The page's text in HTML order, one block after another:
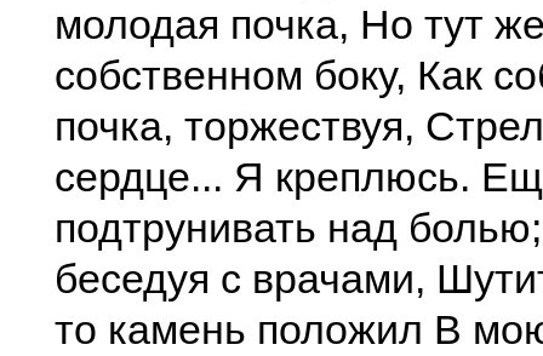
молодая почка, Но тут
собственном боку, Как
почка, торжествуя,
сердце... Я креплюсь.
подтрунивать над
беседуя с врачами,
то камень положил В